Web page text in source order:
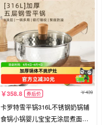
358.8 券后价 439
卡罗特雪平锅316L不锈钢奶锅辅
食锅小锅婴儿宝宝无涂层煮面锅